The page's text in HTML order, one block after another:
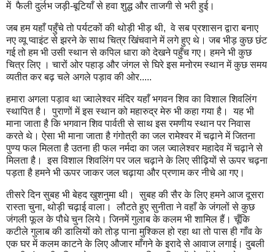
में फैली दुर्लभ जड़ी-बूटियाँ से हवा शुद्ध और ताजगी से भरी हुई।
जब हम यहाँ पहुँचे तो पर्यटकों की थोड़ी भीड़ थी, वे सब प्रशासन द्वारा बनाए
नए व्यू प्वाइंट से झरने के साथ चित्र खिंचवाने में लगे हुए थे। जब भीड़ कुछ छंट
गई तो हम भी उसी स्थान से कपिल धारा को देखने पहुँच गए। हमने भी कुछ
चित्र लिए । चारों ओर पहाड़ और जंगल से घिरे इस मनोरम स्थान में कुछ समय
व्यतीत कर बढ़ चले अगले पड़ाव की ओर.....
हमारा अगला पड़ाव था ज्वालेश्वर मंदिर यहाँ भगवन शिव का विशाल शिवलिंग
स्थापित है। पुराणों में इस स्थान को महारुद्र मेरु भी कहा गया है। यह भी
माना जाता है कि भगवान शिव पार्वती से साथ इस रमणीय स्‍थान पर निवास
करते थे। ऐसा भी माना जाता है गंगोत्री का जल रामेश्वर में चढ़ाने में जितना
पुण्य फल मिलता है उतना ही फल नर्मदा का जल ज्वालेश्वर महादेव में चढ़ाने से
मिलता है। इस विशाल शिवलिंग पर जल चढ़ाने के लिए सीढ़ियों से ऊपर चढ़ना
पड़ता है हमने भी ऊपर जाकर जल चढ़ाया और प्रणाम कर नीचे आ गए।
तीसरे दिन सुबह भी बेहद खुशनुमा थी। सुबह की सैर के लिए हमने आज दूसरा
रास्ता चुना, थोड़ी चढ़ाई वाला। लौटते हुए सुनीता ने वहाँ के जंगलों से कुछ
जंगली फूल के पौधे चुन लिये। जिनमें गुलाब के कलम भी शामिल हैं। चूँकि
कटीले गुलाब की डालियों को तोड़ पाना मुश्किल हो रहा था तो पास ही गाँव के
एक घर में कलम काटने के लिए औजार माँगने के इरादे से आवाज लगाई। दुबली